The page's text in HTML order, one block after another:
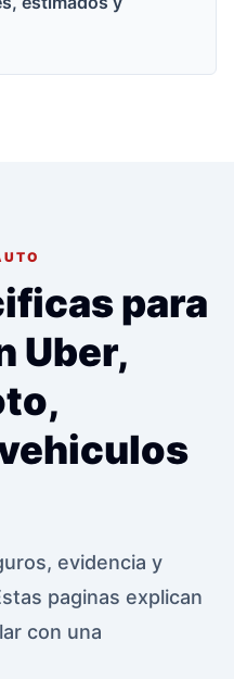
para
Uber,
evidencia y
paginas explican
con una